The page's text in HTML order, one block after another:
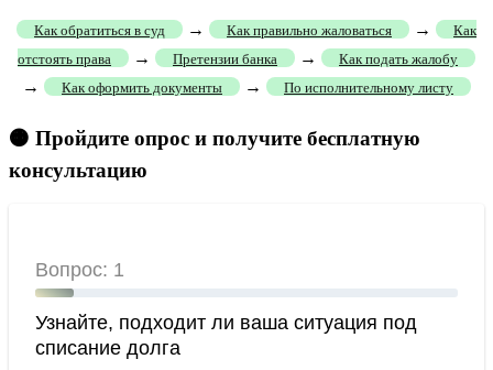
Как обратиться в суд → Как правильно жаловаться →
Как
отстоять права
→ Претензии банка → Как подать жалобу
→ Как оформить документы → По исполнительному листу
🟠 Пройдите опрос и получите бесплатную
консультацию